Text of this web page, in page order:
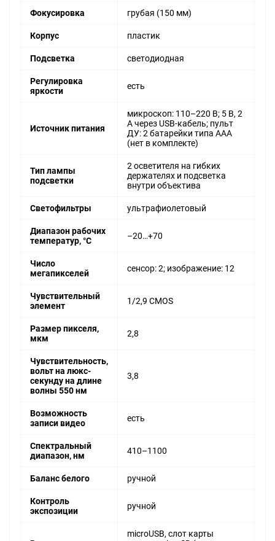
Фокусировка грубая (150 мм)
Корпус пластик
Подсветка светодиодная
Регулировка
яркости
есть
Источник питания
микроскоп: 110–220 В; 5 В, 2
А через USB-кабель; пульт
ДУ: 2 батарейки типа ААА
(нет в комплекте)
Тип лампы
подсветки
2 осветителя на гибких
держателях и подсветка
внутри объектива
Светофильтры ультрафиолетовый
Диапазон рабочих
температур, °С
–20…+70
Число
мегапикселей
сенсор: 2; изображение: 12
Чувствительный
элемент
1/2,9 CMOS
Размер пикселя,
мкм
2,8
Чувствительность,
вольт на люкс-
секунду на длине
волны 550 нм
3,8
Возможность
записи видео
есть
Спектральный
диапазон, нм
410–1100
Баланс белого ручной
Контроль
экспозиции
ручной
microUSB, слот карты